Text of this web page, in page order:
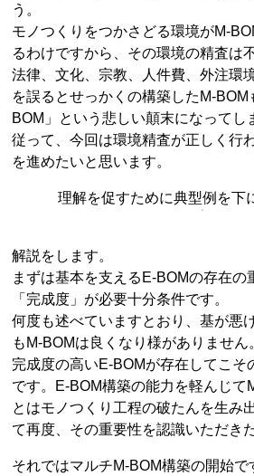
う。
モノつくりをつかさどる環境がM-
るわけですから、その環境の精査は
法律、文化、宗教、人件費、外注環
を誤るとせっかくの構築したM-BOM
BOM」という悲しい顛末になってし
従って、今回は環境精査が正しく行
を進めたいと思います。
理解を促すために典型例を下
解説をします。
まずは基本を支えるE-BOMの存在の
「完成度」が必要十分条件です。
何度も述べていますとおり、基が悪
もM-BOMは良くなり様がありません
完成度の高いE-BOMが存在してこそ
です。E-BOM構築の能力を軽んじて
とはモノつくり工程の破たんを生み
て再度、その重要性を認識いただき
それではマルチM-BOM構築の開始で